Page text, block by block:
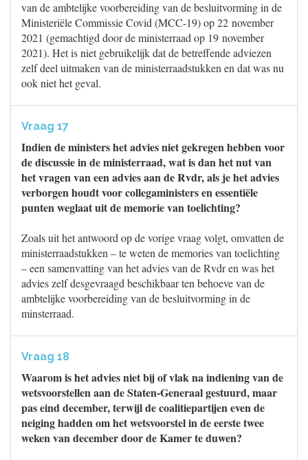
van de ambtelijke voorbereiding van de besluitvorming in de
Ministeriële Commissie Covid (MCC-19) op 22 november
2021 (gemachtigd door de ministerraad op 19 november
2021). Het is niet gebruikelijk dat de betreffende adviezen
zelf deel uitmaken van de ministerraadstukken en dat was nu
ook niet het geval.
Vraag 17
Indien de ministers het advies niet gekregen hebben voor
de discussie in de ministerraad, wat is dan het nut van
het vragen van een advies aan de Rvdr, als je het advies
verborgen houdt voor collegaministers en essentiële
punten weglaat uit de memorie van toelichting?
Zoals uit het antwoord op de vorige vraag volgt, omvatten de
ministerraadstukken – te weten de memories van toelichting
– een samenvatting van het advies van de Rvdr en was het
advies zelf desgevraagd beschikbaar ten behoeve van de
ambtelijke voorbereiding van de besluitvorming in de
minsterraad.
Vraag 18
Waarom is het advies niet bij of vlak na indiening van de
wetsvoorstellen aan de Staten-Generaal gestuurd, maar
pas eind december, terwijl de coalitiepartijen even de
neiging hadden om het wetsvoorstel in de eerste twee
weken van december door de Kamer te duwen?